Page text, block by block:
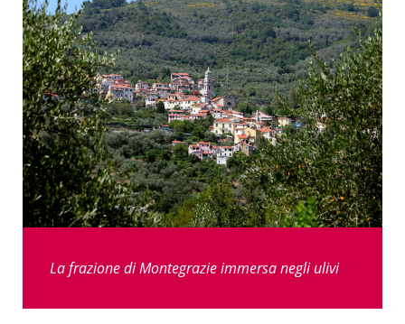
La frazione di Montegrazie immersa negli ulivi